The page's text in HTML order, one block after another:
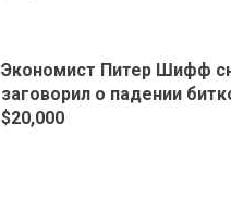
Экономист Питер Шифф
заговорил о падении
$20,000